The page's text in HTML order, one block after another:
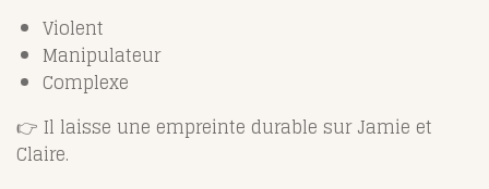
Violent
Manipulateur
Complexe
👉 Il laisse une empreinte durable sur Jamie et
Claire.